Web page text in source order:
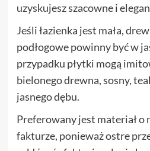
uzyskujesz szacowne i
Jeśli łazienka jest mała,
podłogowe powinny być w
przypadku płytki mogą
bielonego drewna, sosny,
jasnego dębu.
Preferowany jest materiał
fakturze, ponieważ ostre